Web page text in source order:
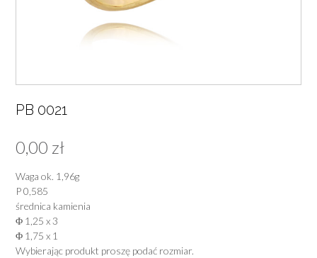
PB 0021
0,00 zł
Waga ok. 1,96g
P 0,585
średnica kamienia
Φ 1,25 x 3
Φ 1,75 x 1
Wybierając produkt proszę podać rozmiar.